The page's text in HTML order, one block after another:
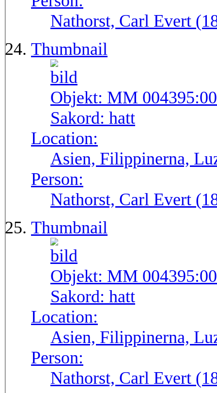
Nathorst, Carl Evert
Thumbnail
Objekt: MM
Sakord: hatt
Location:
Asien, Filippinerna,
Person:
Nathorst, Carl Evert
Thumbnail
Objekt: MM
Sakord: hatt
Location:
Asien, Filippinerna,
Person:
Nathorst, Carl Evert